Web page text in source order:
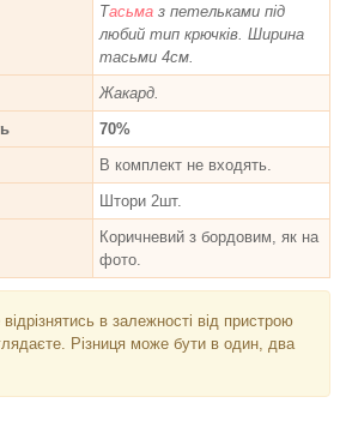
Тасьма з петельками під
любий тип крючків. Ширина
тасьми 4см.
Жакард.
70%
В комплект не входять.
Штори 2шт.
Коричневий з бордовим, як на
фото.
в залежності від пристрою
Різниця може бути в один, два